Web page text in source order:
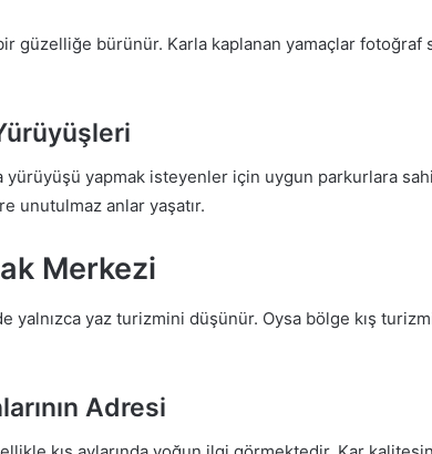
güzelliğe bürünür. Karla kaplanan yamaçlar
yürüyüşü yapmak isteyenler için uygun parkurlara
unutulmaz anlar yaşatır.
Merkezi
yalnızca yaz turizmini düşünür. Oysa bölge kış
Adresi